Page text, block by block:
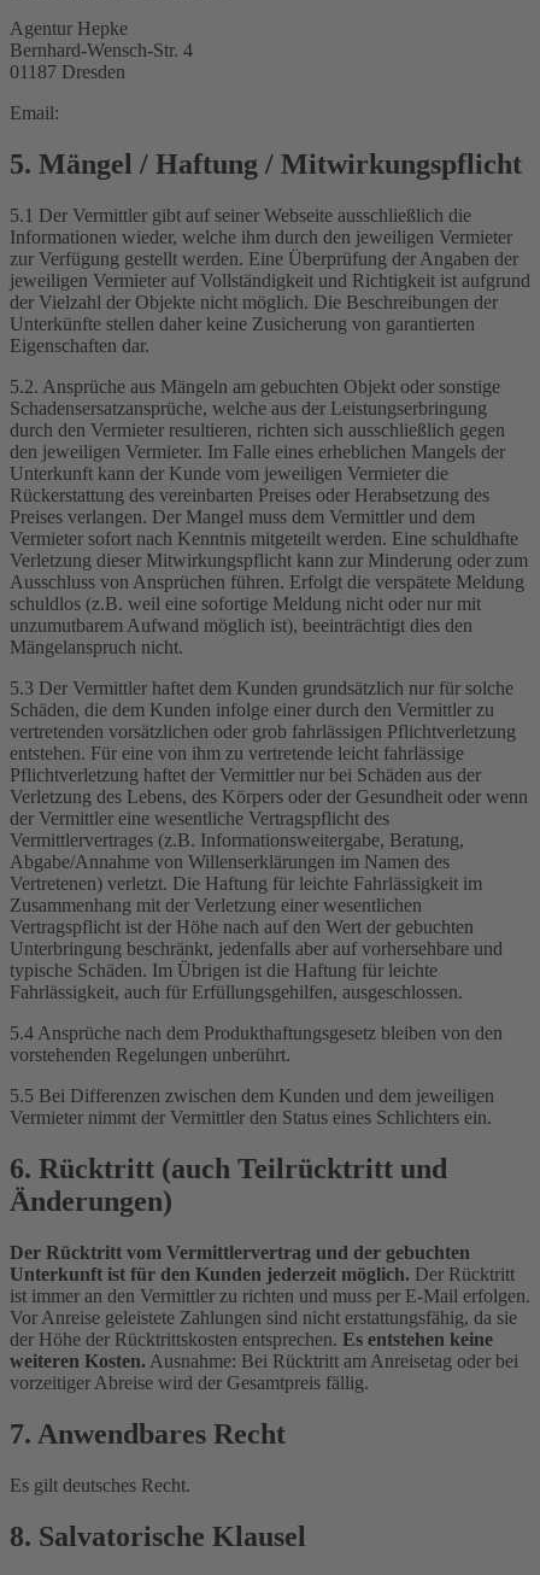
Agentur Hepke
Bernhard-Wensch-Str. 4
01187 Dresden
Email:
5. Mängel / Haftung / Mitwirkungspflicht
5.1 Der Vermittler gibt auf seiner Webseite ausschließlich die
Informationen wieder, welche ihm durch den jeweiligen Vermieter
zur Verfügung gestellt werden. Eine Überprüfung der Angaben der
jeweiligen Vermieter auf Vollständigkeit und Richtigkeit ist aufgrund
der Vielzahl der Objekte nicht möglich. Die Beschreibungen der
Unterkünfte stellen daher keine Zusicherung von garantierten
Eigenschaften dar.
5.2. Ansprüche aus Mängeln am gebuchten Objekt oder sonstige
Schadensersatzansprüche, welche aus der Leistungserbringung
durch den Vermieter resultieren, richten sich ausschließlich gegen
den jeweiligen Vermieter. Im Falle eines erheblichen Mangels der
Unterkunft kann der Kunde vom jeweiligen Vermieter die
Rückerstattung des vereinbarten Preises oder Herabsetzung des
Preises verlangen. Der Mangel muss dem Vermittler und dem
Vermieter sofort nach Kenntnis mitgeteilt werden. Eine schuldhafte
Verletzung dieser Mitwirkungspflicht kann zur Minderung oder zum
Ausschluss von Ansprüchen führen. Erfolgt die verspätete Meldung
schuldlos (z.B. weil eine sofortige Meldung nicht oder nur mit
unzumutbarem Aufwand möglich ist), beeinträchtigt dies den
Mängelanspruch nicht.
5.3 Der Vermittler haftet dem Kunden grundsätzlich nur für solche
Schäden, die dem Kunden infolge einer durch den Vermittler zu
vertretenden vorsätzlichen oder grob fahrlässigen Pflichtverletzung
entstehen. Für eine von ihm zu vertretende leicht fahrlässige
Pflichtverletzung haftet der Vermittler nur bei Schäden aus der
Verletzung des Lebens, des Körpers oder der Gesundheit oder wenn
der Vermittler eine wesentliche Vertragspflicht des
Vermittlervertrages (z.B. Informationsweitergabe, Beratung,
Abgabe/Annahme von Willenserklärungen im Namen des
Vertretenen) verletzt. Die Haftung für leichte Fahrlässigkeit im
Zusammenhang mit der Verletzung einer wesentlichen
Vertragspflicht ist der Höhe nach auf den Wert der gebuchten
Unterbringung beschränkt, jedenfalls aber auf vorhersehbare und
typische Schäden. Im Übrigen ist die Haftung für leichte
Fahrlässigkeit, auch für Erfüllungsgehilfen, ausgeschlossen.
5.4 Ansprüche nach dem Produkthaftungsgesetz bleiben von den
vorstehenden Regelungen unberührt.
5.5 Bei Differenzen zwischen dem Kunden und dem jeweiligen
Vermieter nimmt der Vermittler den Status eines Schlichters ein.
6. Rücktritt (auch Teilrücktritt und
Änderungen)
Der Rücktritt vom Vermittlervertrag und der gebuchten
Unterkunft ist für den Kunden jederzeit möglich. Der Rücktritt
ist immer an den Vermittler zu richten und muss per E-Mail erfolgen.
Vor Anreise geleistete Zahlungen sind nicht erstattungsfähig, da sie
der Höhe der Rücktrittskosten entsprechen. Es entstehen keine
weiteren Kosten. Ausnahme: Bei Rücktritt am Anreisetag oder bei
vorzeitiger Abreise wird der Gesamtpreis fällig.
7. Anwendbares Recht
Es gilt deutsches Recht.
8. Salvatorische Klausel